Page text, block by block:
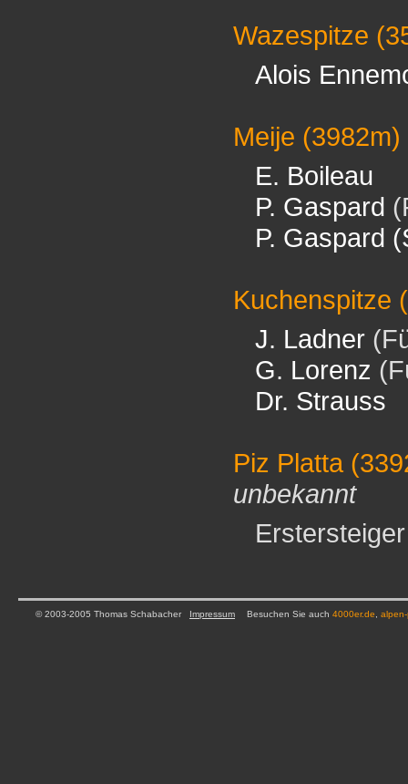
Wazespitze
Alois
Meije (3982m)
E. Boileau
P. Gaspard
P. Gaspard
Kuchenspitze
J. Ladner
G. Lorenz
Dr. Strauss
Piz Platta
unbekannt
© 2003-2005 Thomas Schabacher Impressum Besuchen Sie auch 4000er.de